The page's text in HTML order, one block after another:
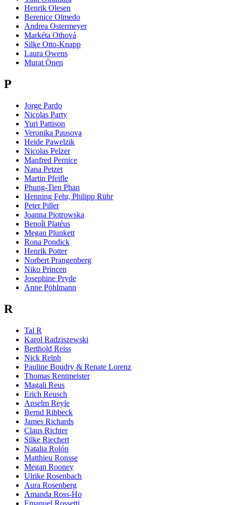
Henrik Olesen
Berenice Olmedo
Andrea Ostermeyer
Markéta Othová
Silke Otto-Knapp
Laura Owens
Murat Önen
P
Jorge Pardo
Nicolas Party
Yuri Pattison
Veronika Pausova
Heide Pawelzik
Nicolas Pelzer
Manfred Pernice
Nana Petzet
Martin Pfeifle
Phung-Tien Phan
Henning Fehr, Philipp Rühr
Peter Piller
Joanna Piotrowska
Benoît Platéus
Megan Plunkett
Rona Pondick
Henrik Potter
Norbert Prangenberg
Niko Princen
Josephine Pryde
Anne Pöhlmann
R
Tal R
Karol Radziszewski
Berthold Reiss
Nick Relph
Pauline Boudry & Renate Lorenz
Thomas Rentmeister
Magali Reus
Erich Reusch
Anselm Reyle
Bernd Ribbeck
James Richards
Claus Richter
Silke Riechert
Natalia Rolón
Matthieu Ronsse
Megan Rooney
Ulrike Rosenbach
Aura Rosenberg
Amanda Ross-Ho
Emanuel Rossetti